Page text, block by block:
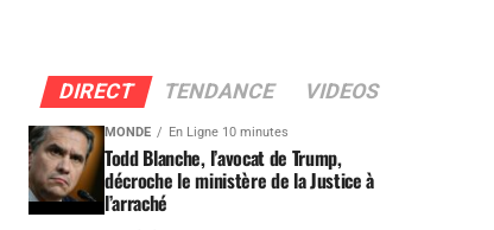
DIRECT TENDANCE VIDEOS
MONDE En Ligne 10 minutes
Todd Blanche, l’avocat de Trump,
décroche le ministère de la Justice à
l’arraché